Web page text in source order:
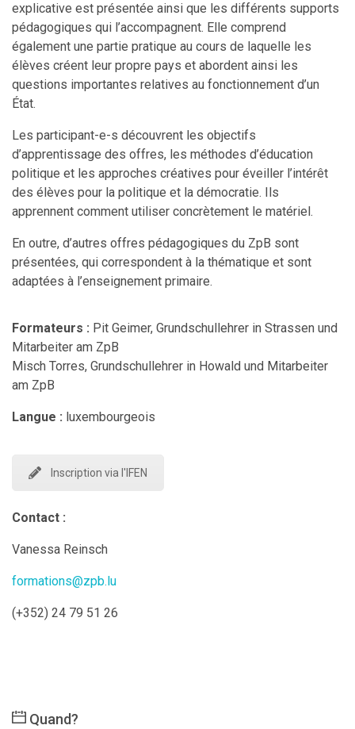
explicative est présentée ainsi que les différents supports
pédagogiques qui l’accompagnent. Elle comprend
également une partie pratique au cours de laquelle les
élèves créent leur propre pays et abordent ainsi les
questions importantes relatives au fonctionnement d’un
État.
Les participant-e-s découvrent les objectifs
d’apprentissage des offres, les méthodes d’éducation
politique et les approches créatives pour éveiller l’intérêt
des élèves pour la politique et la démocratie. Ils
apprennent comment utiliser concrètement le matériel.
En outre, d’autres offres pédagogiques du ZpB sont
présentées, qui correspondent à la thématique et sont
adaptées à l’enseignement primaire.
Formateurs : Pit Geimer, Grundschullehrer in Strassen und
Mitarbeiter am ZpB
Misch Torres, Grundschullehrer in Howald und Mitarbeiter
am ZpB
Langue : luxembourgeois
Inscription via l'IFEN
Contact :
Vanessa Reinsch
formations@zpb.lu
(+352) 24 79 51 26
Quand?